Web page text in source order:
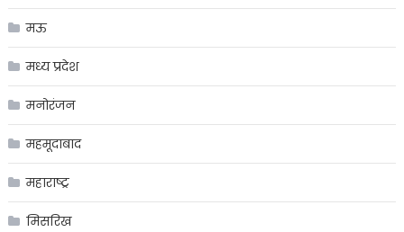
मऊ
मध्य प्रदेश
मनोरंजन
महमूदाबाद
महाराष्ट्र
मिसरिख